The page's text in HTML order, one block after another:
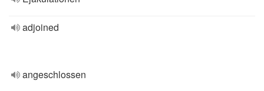
adjoined
angeschlossen